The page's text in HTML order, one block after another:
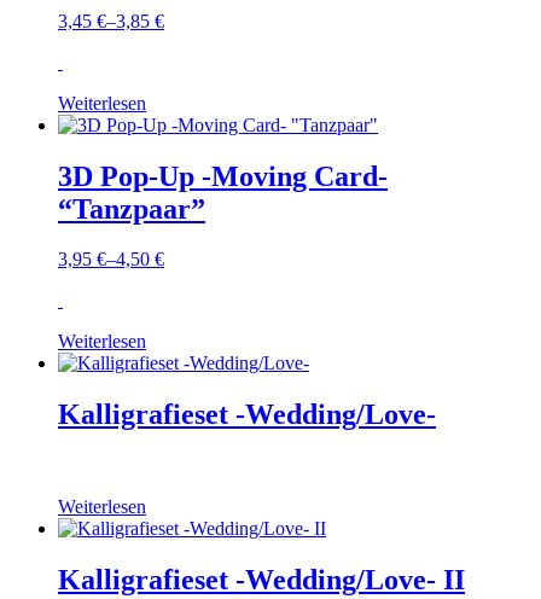
3,45 €–3,85 €
Weiterlesen
3D Pop-Up -Moving Card-
“Tanzpaar”
3,95 €–4,50 €
Weiterlesen
Kalligrafieset -Wedding/Love-
Weiterlesen
Kalligrafieset -Wedding/Love- II